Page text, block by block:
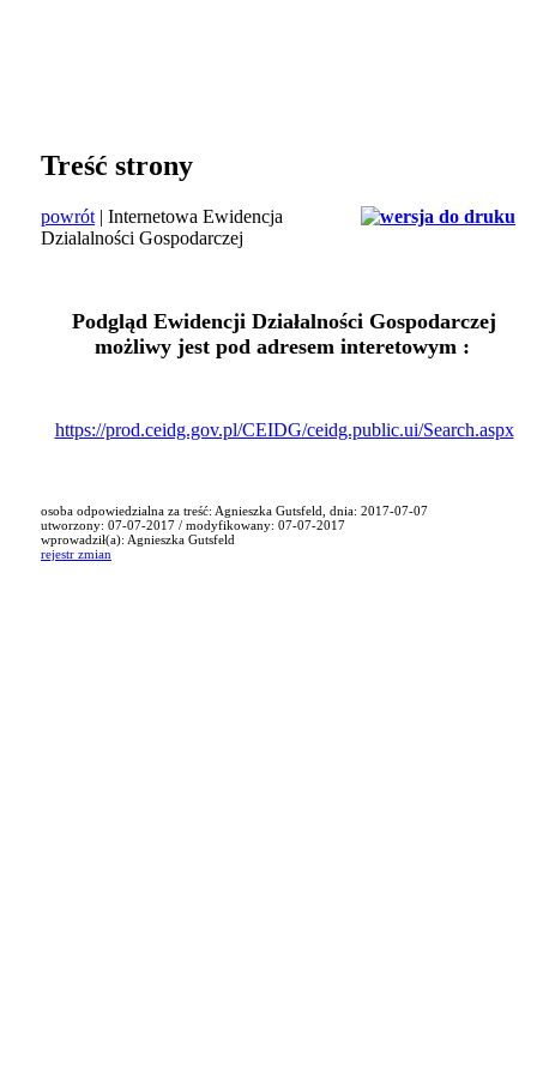
Treść strony
powrót | Internetowa Ewidencja
Dzialalności Gospodarczej
Podgląd Ewidencji Działalności Gospodarczej
możliwy jest pod adresem interetowym :
https://prod.ceidg.gov.pl/CEIDG/ceidg.public.ui/Search.aspx
osoba odpowiedzialna za treść: Agnieszka Gutsfeld, dnia: 2017-07-07
utworzony: 07-07-2017 / modyfikowany: 07-07-2017
wprowadził(a): Agnieszka Gutsfeld
rejestr zmian